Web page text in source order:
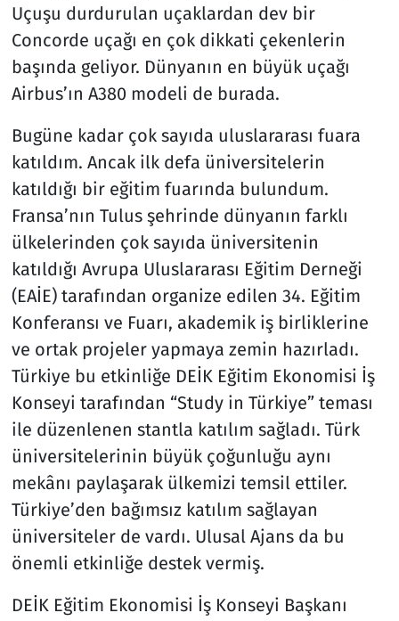
Uçuşu durdurulan uçaklardan dev bir
Concorde uçağı en çok dikkati çekenlerin
başında geliyor. Dünyanın en büyük uçağı
Airbus’ın A380 modeli de burada.
Bugüne kadar çok sayıda uluslararası fuara
katıldım. Ancak ilk defa üniversitelerin
katıldığı bir eğitim fuarında bulundum.
Fransa’nın Tulus şehrinde dünyanın farklı
ülkelerinden çok sayıda üniversitenin
katıldığı Avrupa Uluslararası Eğitim Derneği
(EAİE) tarafından organize edilen 34. Eğitim
Konferansı ve Fuarı, akademik iş birliklerine
ve ortak projeler yapmaya zemin hazırladı.
Türkiye bu etkinliğe DEİK Eğitim Ekonomisi İş
Konseyi tarafından “Study in Türkiye” teması
ile düzenlenen stantla katılım sağladı. Türk
üniversitelerinin büyük çoğunluğu aynı
mekânı paylaşarak ülkemizi temsil ettiler.
Türkiye’den bağımsız katılım sağlayan
üniversiteler de vardı. Ulusal Ajans da bu
önemli etkinliğe destek vermiş.
DEİK Eğitim Ekonomisi İş Konseyi Başkanı